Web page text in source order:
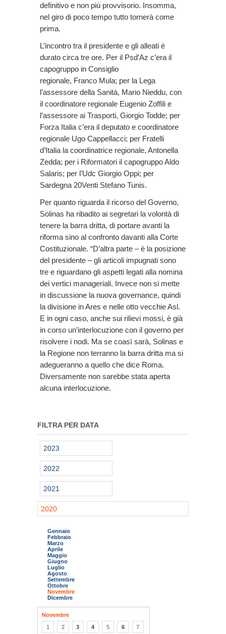
definitivo e non più provvisorio. Insomma,
nel giro di poco tempo tutto tornerà come
prima.
L’incontro tra il presidente e gli alleati è
durato circa tre ore. Per il Psd’Az c’era il
capogruppo in Consiglio
regionale, Franco Mula; per la Lega
l’assessore della Sanità, Mario Nieddu, con
il coordinatore regionale Eugenio Zoffili e
l’assessore ai Trasporti, Giorgio Todde; per
Forza Italia c’era il deputato e coordinatore
regionale Ugo Cappellacci; per Fratelli
d’Italia la coordinatrice regionale, Antonella
Zedda; per i Riformatori il capogruppo Aldo
Salaris; per l’Udc Giorgio Oppi; per
Sardegna 20Venti Stefano Tunis.
Per quanto riguarda il ricorso del Governo,
Solinas ha ribadito ai segretari la volontà di
tenere la barra dritta, di portare avanti la
riforma sino al confronto davanti alla Corte
Costituzionale. “D’altra parte – è la posizione
del presidente – gli articoli impugnati sono
tre e riguardano gli aspetti legati alla nomina
dei vertici manageriali. Invece non si mette
in discussione la nuova governance, quindi
la divisione in Ares e nelle otto vecchie Asl.
E in ogni caso, anche sui rilievi mossi, è già
in corso un’interlocuzione con il governo per
risolvere i nodi. Ma se coasì sarà, Solinas e
la Regione non terranno la barra dritta ma si
adegueranno a quello che dice Roma.
Diversamente non sarebbe stata aperta
alcuna interlocuzione.
FILTRA PER DATA
2023
2022
2021
2020
Gennaio
Febbraio
Marzo
Aprile
Maggio
Giugno
Luglio
Agosto
Settembre
Ottobre
Novembre
Dicembre
Novembre
1
2 3 4 5 6 7